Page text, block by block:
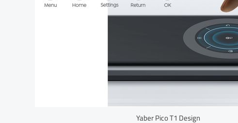
Yaber Pico T1 Design